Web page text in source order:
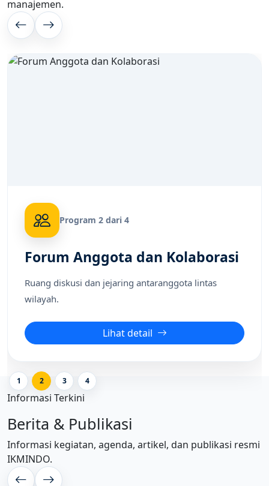
manajemen.
1 2 3 4
Program 2 dari 4
Forum Anggota dan Kolaborasi
Ruang diskusi dan jejaring antaranggota lintas
wilayah.
Lihat detail
Informasi Terkini
Berita & Publikasi
Informasi kegiatan, agenda, artikel, dan publikasi resmi
IKMINDO.